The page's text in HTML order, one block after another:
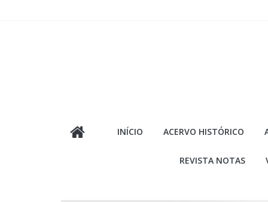
INÍCIO ACERVO HISTÓRICO
REVISTA NOTAS